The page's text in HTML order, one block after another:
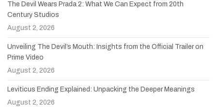
The Devil Wears Prada 2: What We Can Expect from 20th
Century Studios
August 2, 2026
Unveiling The Devil’s Mouth: Insights from the Official Trailer on
Prime Video
August 2, 2026
Leviticus Ending Explained: Unpacking the Deeper Meanings
August 2, 2026